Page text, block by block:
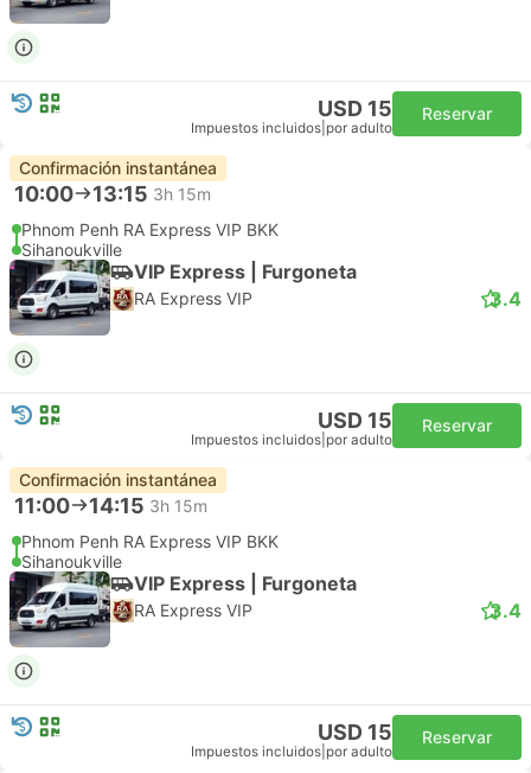
USD 15
Impuestos incluidos por adulto
Reservar
Confirmación instantánea
10:00 13:15 3h 15m
Phnom Penh RA Express VIP BKK
Sihanoukville
VIP Express | Furgoneta
RA Express VIP 3.4
USD 15
Impuestos incluidos por adulto
Reservar
Confirmación instantánea
11:00 14:15 3h 15m
Phnom Penh RA Express VIP BKK
Sihanoukville
VIP Express | Furgoneta
RA Express VIP 3.4
USD 15
Impuestos incluidos por adulto
Reservar